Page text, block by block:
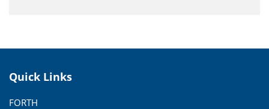
Quick Links
FORTH